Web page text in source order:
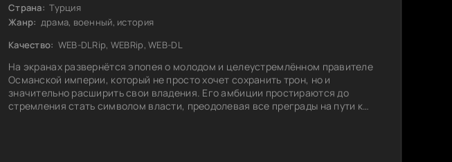
Страна: Турция
Жанр: драма, военный, история
Качество: WEB-DLRip, WEBRip, WEB-DL
На экранах развернётся эпопея о молодом и целеустремлённом правителе
Османской империи, который не просто хочет сохранить трон, но и
значительно расширить свои владения. Его амбиции простираются до
стремления стать символом власти, преодолевая все преграды на пути к